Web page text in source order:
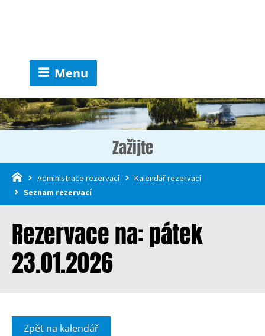
Menu
Zažijte
Administrace rezervací
Kalendář rezervací
Seznam rezervací
Rezervace na: pátek
23.01.2026
Zpět na kalendář